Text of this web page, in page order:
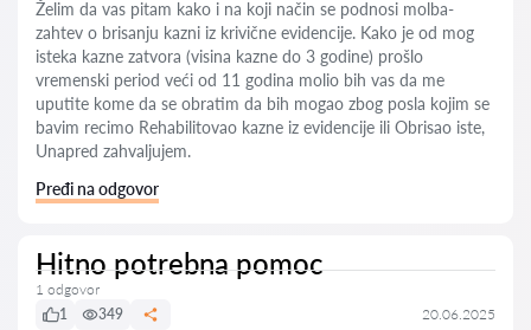
Želim da vas pitam kako i na koji način se podnosi molba-
zahtev o brisanju kazni iz krivične evidencije. Kako je od mog
isteka kazne zatvora (visina kazne do 3 godine) prošlo
vremenski period veći od 11 godina molio bih vas da me
uputite kome da se obratim da bih mogao zbog posla kojim se
bavim recimo Rehabilitovao kazne iz evidencije ili Obrisao iste,
Unapred zahvaljujem.
Pređi na odgovor
Hitno potrebna pomoc
1 odgovor
1
349 20.06.2025